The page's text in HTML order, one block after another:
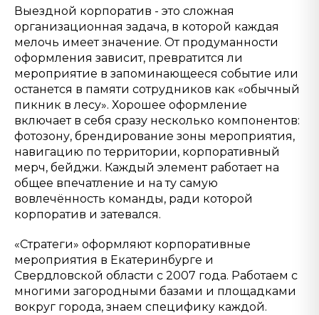
Выездной корпоратив - это сложная
организационная задача, в которой каждая
мелочь имеет значение. От продуманности
оформления зависит, превратится ли
мероприятие в запоминающееся событие или
останется в памяти сотрудников как «обычный
пикник в лесу». Хорошее оформление
включает в себя сразу несколько компонентов:
фотозону, брендирование зоны мероприятия,
навигацию по территории, корпоративный
мерч, бейджи. Каждый элемент работает на
общее впечатление и на ту самую
вовлечённость команды, ради которой
корпоратив и затевался.
«Стратеги» оформляют корпоративные
мероприятия в Екатеринбурге и
Свердловской области с 2007 года. Работаем с
многими загородными базами и площадками
вокруг города, знаем специфику каждой.